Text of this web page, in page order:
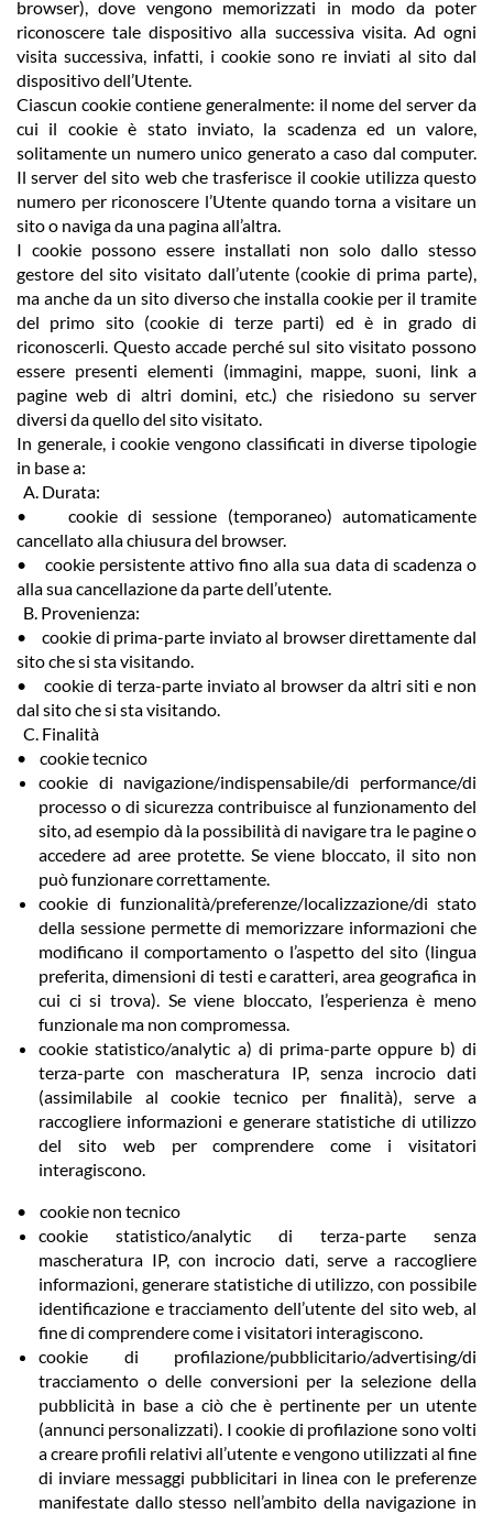
browser), dove vengono memorizzati in modo da poter
riconoscere tale dispositivo alla successiva visita. Ad ogni
visita successiva, infatti, i cookie sono re inviati al sito dal
dispositivo dell’Utente.
Ciascun cookie contiene generalmente: il nome del server da
cui il cookie è stato inviato, la scadenza ed un valore,
solitamente un numero unico generato a caso dal computer.
Il server del sito web che trasferisce il cookie utilizza questo
numero per riconoscere l’Utente quando torna a visitare un
sito o naviga da una pagina all’altra.
I cookie possono essere installati non solo dallo stesso
gestore del sito visitato dall’utente (cookie di prima parte),
ma anche da un sito diverso che installa cookie per il tramite
del primo sito (cookie di terze parti) ed è in grado di
riconoscerli. Questo accade perché sul sito visitato possono
essere presenti elementi (immagini, mappe, suoni, link a
pagine web di altri domini, etc.) che risiedono su server
diversi da quello del sito visitato.
In generale, i cookie vengono classificati in diverse tipologie
in base a:
A. Durata:
• cookie di sessione (temporaneo) automaticamente
cancellato alla chiusura del browser.
• cookie persistente attivo fino alla sua data di scadenza o
alla sua cancellazione da parte dell’utente.
B. Provenienza:
• cookie di prima-parte inviato al browser direttamente dal
sito che si sta visitando.
• cookie di terza-parte inviato al browser da altri siti e non
dal sito che si sta visitando.
C. Finalità
• cookie tecnico
cookie di navigazione/indispensabile/di performance/di
processo o di sicurezza contribuisce al funzionamento del
sito, ad esempio dà la possibilità di navigare tra le pagine o
accedere ad aree protette. Se viene bloccato, il sito non
può funzionare correttamente.
cookie di funzionalità/preferenze/localizzazione/di stato
della sessione permette di memorizzare informazioni che
modificano il comportamento o l’aspetto del sito (lingua
preferita, dimensioni di testi e caratteri, area geografica in
cui ci si trova). Se viene bloccato, l’esperienza è meno
funzionale ma non compromessa.
cookie statistico/analytic a) di prima-parte oppure b) di
terza-parte con mascheratura IP, senza incrocio dati
(assimilabile al cookie tecnico per finalità), serve a
raccogliere informazioni e generare statistiche di utilizzo
del sito web per comprendere come i visitatori
interagiscono.
• cookie non tecnico
cookie statistico/analytic di terza-parte senza
mascheratura IP, con incrocio dati, serve a raccogliere
informazioni, generare statistiche di utilizzo, con possibile
identificazione e tracciamento dell’utente del sito web, al
fine di comprendere come i visitatori interagiscono.
cookie di profilazione/pubblicitario/advertising/di
tracciamento o delle conversioni per la selezione della
pubblicità in base a ciò che è pertinente per un utente
(annunci personalizzati). I cookie di profilazione sono volti
a creare profili relativi all’utente e vengono utilizzati al fine
di inviare messaggi pubblicitari in linea con le preferenze
manifestate dallo stesso nell’ambito della navigazione in